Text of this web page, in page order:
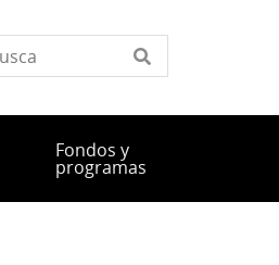
Fondos y
programas